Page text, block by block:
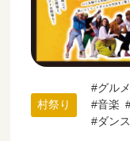
村祭り
グルメ
音楽
ダンス